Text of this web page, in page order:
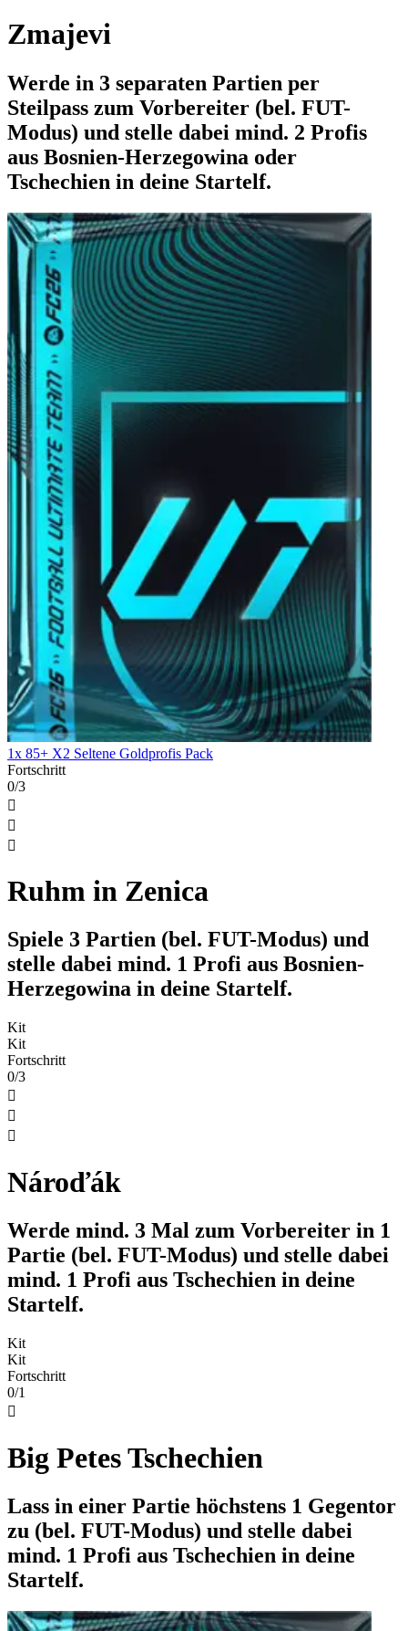
Zmajevi
Werde in 3 separaten Partien per
Steilpass zum Vorbereiter (bel. FUT-
Modus) und stelle dabei mind. 2 Profis
aus Bosnien-Herzegowina oder
Tschechien in deine Startelf.
1x 85+ X2 Seltene Goldprofis Pack
Fortschritt
0/3



Ruhm in Zenica
Spiele 3 Partien (bel. FUT-Modus) und
stelle dabei mind. 1 Profi aus Bosnien-
Herzegowina in deine Startelf.
Kit
Kit
Fortschritt
0/3



Nároďák
Werde mind. 3 Mal zum Vorbereiter in 1
Partie (bel. FUT-Modus) und stelle dabei
mind. 1 Profi aus Tschechien in deine
Startelf.
Kit
Kit
Fortschritt
0/1

Big Petes Tschechien
Lass in einer Partie höchstens 1 Gegentor
zu (bel. FUT-Modus) und stelle dabei
mind. 1 Profi aus Tschechien in deine
Startelf.